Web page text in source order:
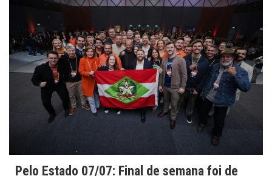
Pelo Estado 07/07: Final de semana foi de